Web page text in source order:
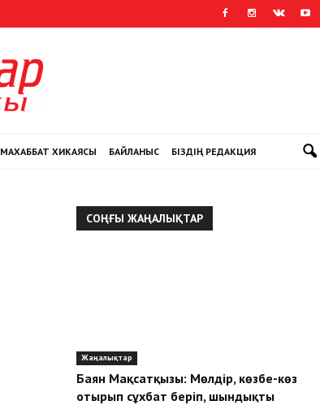
МАХАББАТ ХИКАЯСЫ БАЙЛАНЫС БІЗДІҢ РЕДАКЦИЯ
СОҢҒЫ ЖАҢАЛЫҚТАР
Жаңалықтар
Баян Мақсатқызы: Мөлдір, көзбе-көз
отырып сұхбат беріп, шындықты